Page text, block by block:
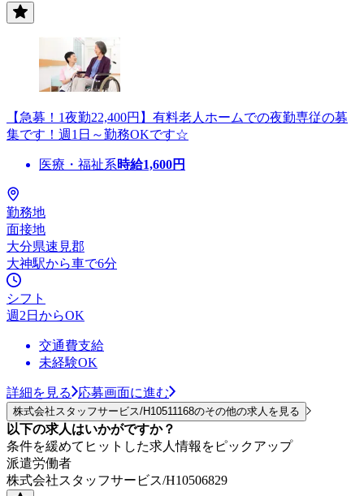
【急募！1夜勤22,400円】有料老人ホームでの夜勤専従の募
集です！週1日～勤務OKです☆
医療・福祉系時給1,600円
勤務地
面接地
大分県速見郡
大神駅から車で6分
シフト
週2日からOK
交通費支給
未経験OK
詳細を見る 応募画面に進む
株式会社スタッフサービス/H10511168のその他の求人を見る
以下の求人はいかがですか？
条件を緩めてヒットした求人情報をピックアップ
派遣労働者
株式会社スタッフサービス/H10506829